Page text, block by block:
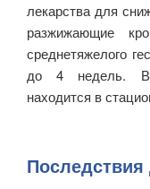
лекарства для
разжижающие
среднетяжелого
до 4 недель. В
находится в